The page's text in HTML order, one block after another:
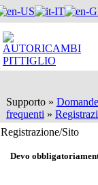
Supporto » Domande
frequenti »
Registrazione/Sito
Devo